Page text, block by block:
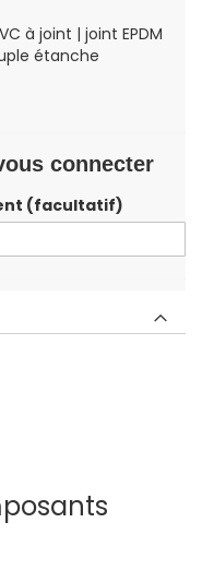
à joint | joint EPDM
étanche
connecter
(facultatif)